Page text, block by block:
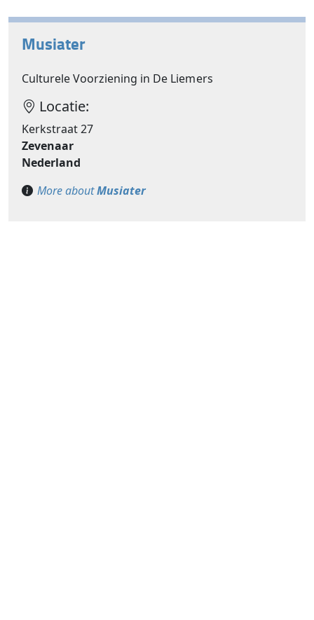
Musiater
Culturele Voorziening in De Liemers
Locatie:
Kerkstraat 27
Zevenaar
Nederland
More aboutMusiater